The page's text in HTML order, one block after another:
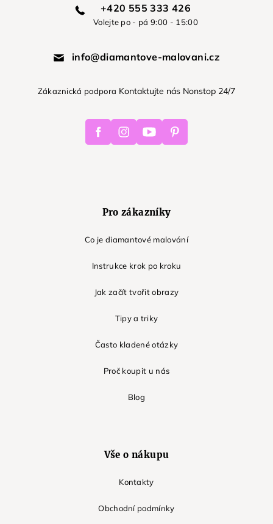
+420 555 333 426
Volejte po - pá 9:00 - 15:00
info@diamantove-malovani.cz
Zákaznická podpora Kontaktujte nás Nonstop 24/7
FacebookInstagramYoutube Pinterest
Pro zákazníky
Co je diamantové malování
Instrukce krok po kroku
Jak začít tvořit obrazy
Tipy a triky
Často kladené otázky
Proč koupit u nás
Blog
Vše o nákupu
Kontakty
Obchodní podmínky